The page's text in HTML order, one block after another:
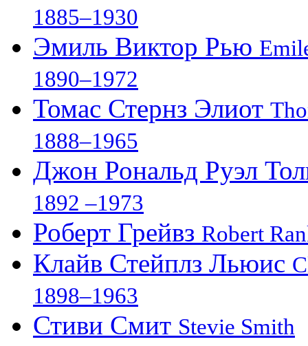
1885–1930
Эмиль Виктор Рью
1890–1972
Томас Стернз Элиот
1888–1965
Джон Рональд Руэл
1892 –1973
Роберт Грейвз Robert
Клайв Стейплз Льюис
1898–1963
Стиви Смит Stevie Smith